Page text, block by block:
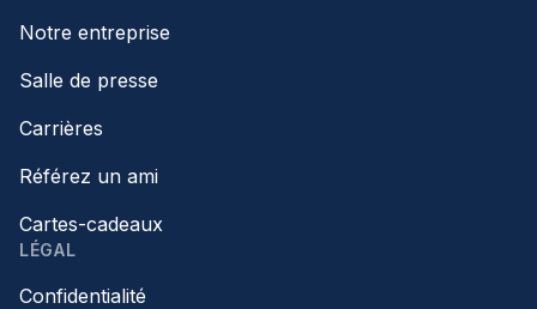
Notre entreprise
Salle de presse
Carrières
Référez un ami
Cartes-cadeaux
LÉGAL
Confidentialité